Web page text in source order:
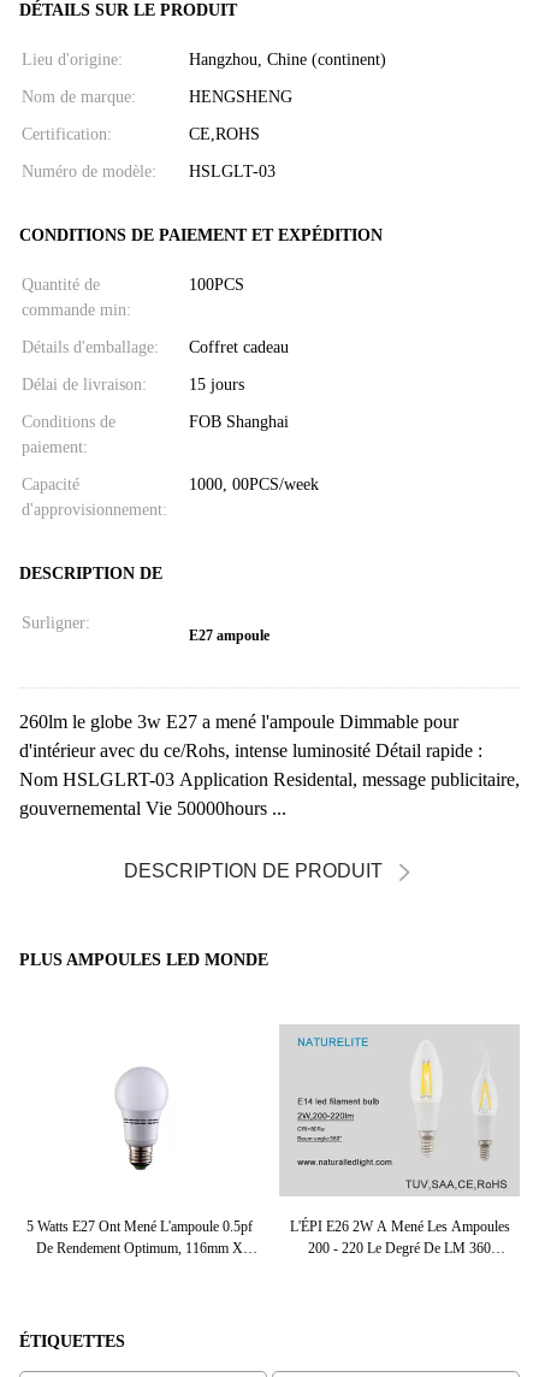
DÉTAILS SUR LE PRODUIT
Lieu d'origine: Hangzhou, Chine (continent)
Nom de marque: HENGSHENG
Certification: CE,ROHS
Numéro de modèle: HSLGLT-03
CONDITIONS DE PAIEMENT ET EXPÉDITION
Quantité de
commande min:
100PCS
Détails d'emballage: Coffret cadeau
Délai de livraison: 15 jours
Conditions de
paiement:
FOB Shanghai
Capacité
d'approvisionnement:
1000, 00PCS/week
DESCRIPTION DE
Surligner:
E27 ampoule
260lm le globe 3w E27 a mené l'ampoule Dimmable pour
d'intérieur avec du ce/Rohs, intense luminosité Détail rapide :
Nom HSLGLRT-03 Application Residental, message publicitaire,
gouvernemental Vie 50000hours ...
DESCRIPTION DE PRODUIT
PLUS AMPOULES LED MONDE
5 Watts E27 Ont Mené L'ampoule 0.5pf
De Rendement Optimum, 116mm X
L'ÉPI E26 2W A Mené Les Ampoules
200 - 220 Le Degré De LM 360
ÉTIQUETTES